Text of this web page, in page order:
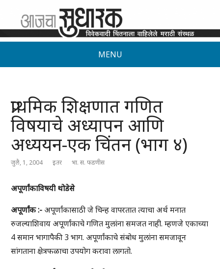
MENU
प्राथमिक शिक्षणात गणित
विषयाचे अध्यापन आणि
अध्ययन-एक चिंतन (भाग ४)
जुलै, 1, 2004 इतर भा. स. फडणीस
अपूर्णांकाविषयी थोडेसे
अपूर्णांक:- अपूर्णांकासाठी जे चिन्ह वापरतात त्याचा अर्थ मनात
रुजल्याशिवाय अपूर्णांकाचे गणित मुलांना समजत नाही. म्हणजे एकाच्या
4 समान भागापैकी 3 भाग. अपूर्णांकाचे संबोध मुलांना समजावून
सांगताना क्षेत्रफळाचा उपयोग करावा लागतो.